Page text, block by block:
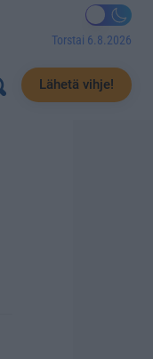
Torstai 6.8.2026
Lähetä vihje!